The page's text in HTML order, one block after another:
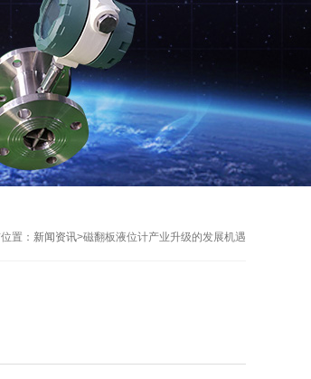
置： 新闻资讯>磁翻板液位计产业升级的发展机遇